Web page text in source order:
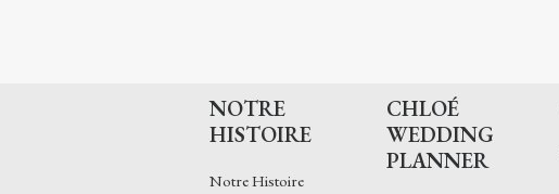
NOTRE
HISTOIRE
Notre Histoire
CHLOÉ
WEDDING
PLANNER